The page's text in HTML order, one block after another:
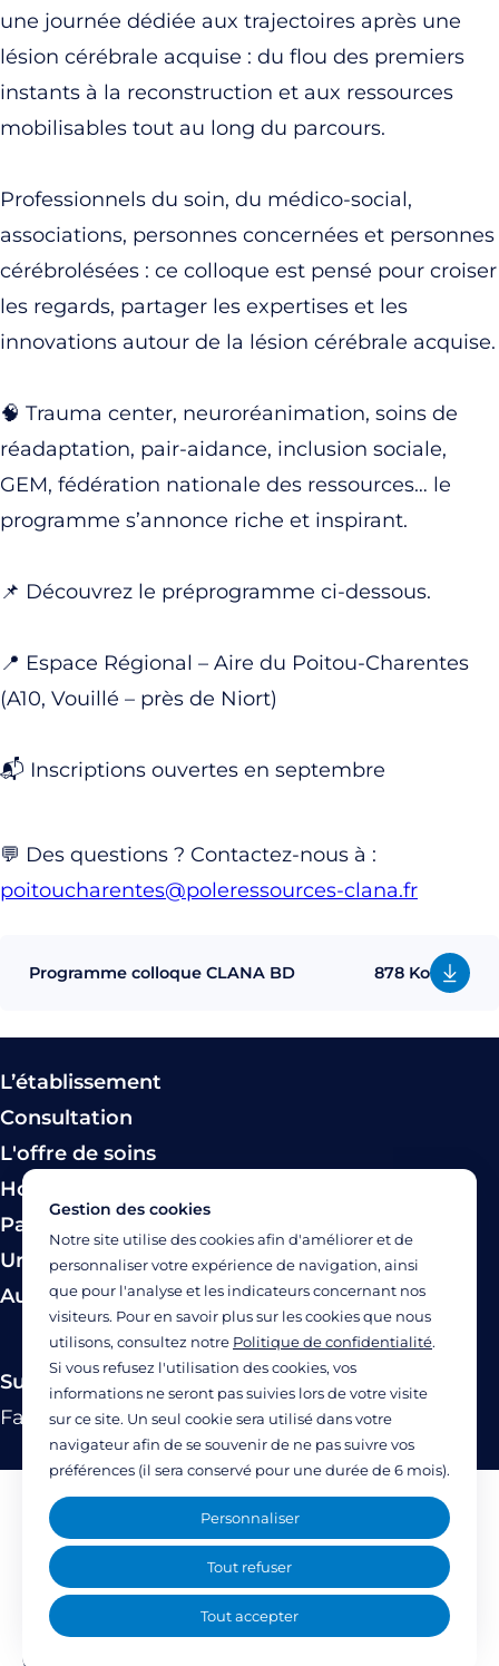
une journée dédiée aux trajectoires après une
lésion cérébrale acquise : du flou des premiers
instants à la reconstruction et aux ressources
mobilisables tout au long du parcours.
Professionnels du soin, du médico-social,
associations, personnes concernées et personnes
cérébrolésées : ce colloque est pensé pour croiser
les regards, partager les expertises et les
innovations autour de la lésion cérébrale acquise.
🧠 Trauma center, neuroréanimation, soins de
réadaptation, pair-aidance, inclusion sociale,
GEM, fédération nationale des ressources… le
programme s’annonce riche et inspirant.
📌 Découvrez le préprogramme ci-dessous.
📍 Espace Régional – Aire du Poitou-Charentes
(A10, Vouillé – près de Niort)
📬 Inscriptions ouvertes en septembre
💬 Des questions ? Contactez-nous à :
poitoucharentes@poleressources-clana.fr
Programme colloque CLANA BD 878 Ko
L’établissement
Consultation
L'offre de soins
Hospitalisation
Paiement
Urgence
Autres modes de prise en charge
Suivez-nous
FacebookTwitterLinkedinYouTubeInstagram
Mentions légales
Politique de confidentialité
Accessibilité : partiellement accessible
(77%)
Gestion des cookies
Notre site utilise des cookies afin d'améliorer et de
personnaliser votre expérience de navigation, ainsi
que pour l'analyse et les indicateurs concernant nos
visiteurs. Pour en savoir plus sur les cookies que nous
utilisons, consultez notre Politique de confidentialité.
Si vous refusez l'utilisation des cookies, vos
informations ne seront pas suivies lors de votre visite
sur ce site. Un seul cookie sera utilisé dans votre
navigateur afin de se souvenir de ne pas suivre vos
préférences (il sera conservé pour une durée de 6 mois).
Tout accepter
Tout refuser
Personnaliser